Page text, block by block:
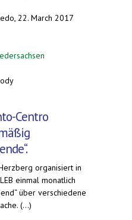
22. March 2017
Centro
organisiert in
einmal monatlich
über verschiedene
(...)